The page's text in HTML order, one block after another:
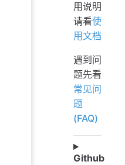
用说明
请看使
用文档
遇到问
题先看
常见问
题
(FAQ)
Github